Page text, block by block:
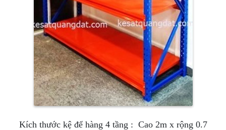
Kích thước kệ để hàng 4 tầng : Cao 2m x rộng 0.7